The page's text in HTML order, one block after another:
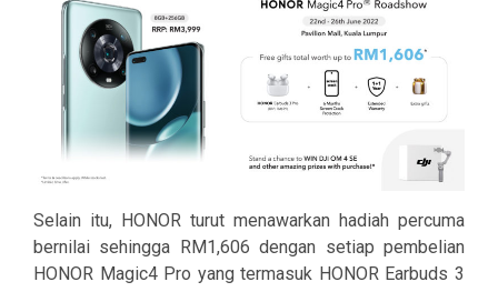
Selain itu, HONOR turut menawarkan hadiah percuma
bernilai sehingga RM1,606 dengan setiap pembelian
HONOR Magic4 Pro yang termasuk HONOR Earbuds 3